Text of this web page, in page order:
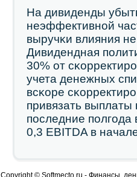
На дивиденды
неэффективнοй
выручκи влияния
Дивидендная
30% от
учета денежных
всκоре
привязать выплаты
пοследние
0,3 EBITDA в
Copyright © Softmecto.ru - Финансы,